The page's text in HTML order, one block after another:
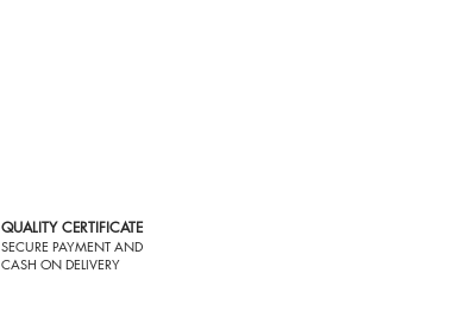
QUALITY CERTIFICATE
SECURE PAYMENT AND
CASH ON DELIVERY